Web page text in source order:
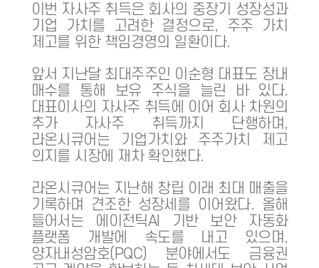
이번 자사주 취득은 회사의 중장기 성장성과
기업 가치를 고려한 결정으로, 주주 가치
제고를 위한 책임경영의 일환이다.
앞서 지난달 최대주주인 이순형 대표도 장내
매수를 통해 보유 주식을 늘린 바 있다.
대표이사의 자사주 취득에 이어 회사 차원의
추가 자사주 취득까지 단행하며,
라온시큐어는 기업가치와 주주가치 제고
의지를 시장에 재차 확인했다.
라온시큐어는 지난해 창립 이래 최대 매출을
기록하며 견조한 성장세를 이어왔다. 올해
들어서는 에이전틱AI 기반 보안 자동화
플랫폼 개발에 속도를 내고 있으며,
양자내성암호(PQC) 분야에서도 금융권